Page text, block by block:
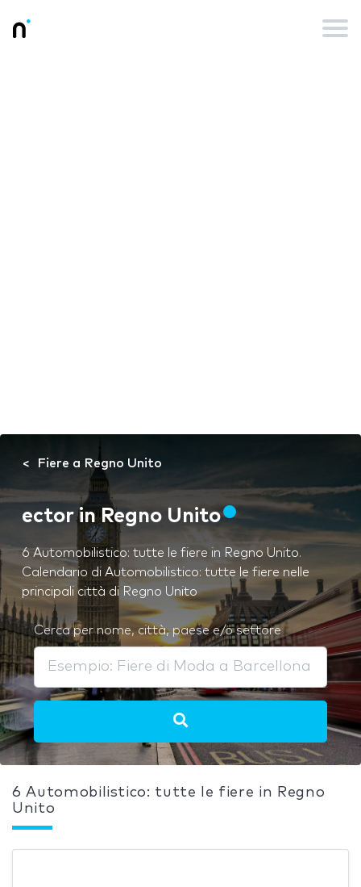
Fiere a Regno Unito
ector in Regno Unito
6 Automobilistico: tutte le fiere in Regno Unito.
Calendario di Automobilistico: tutte le fiere nelle
principali città di Regno Unito
Cerca per nome, città, paese e/o settore
6 Automobilistico: tutte le fiere in Regno
Unito